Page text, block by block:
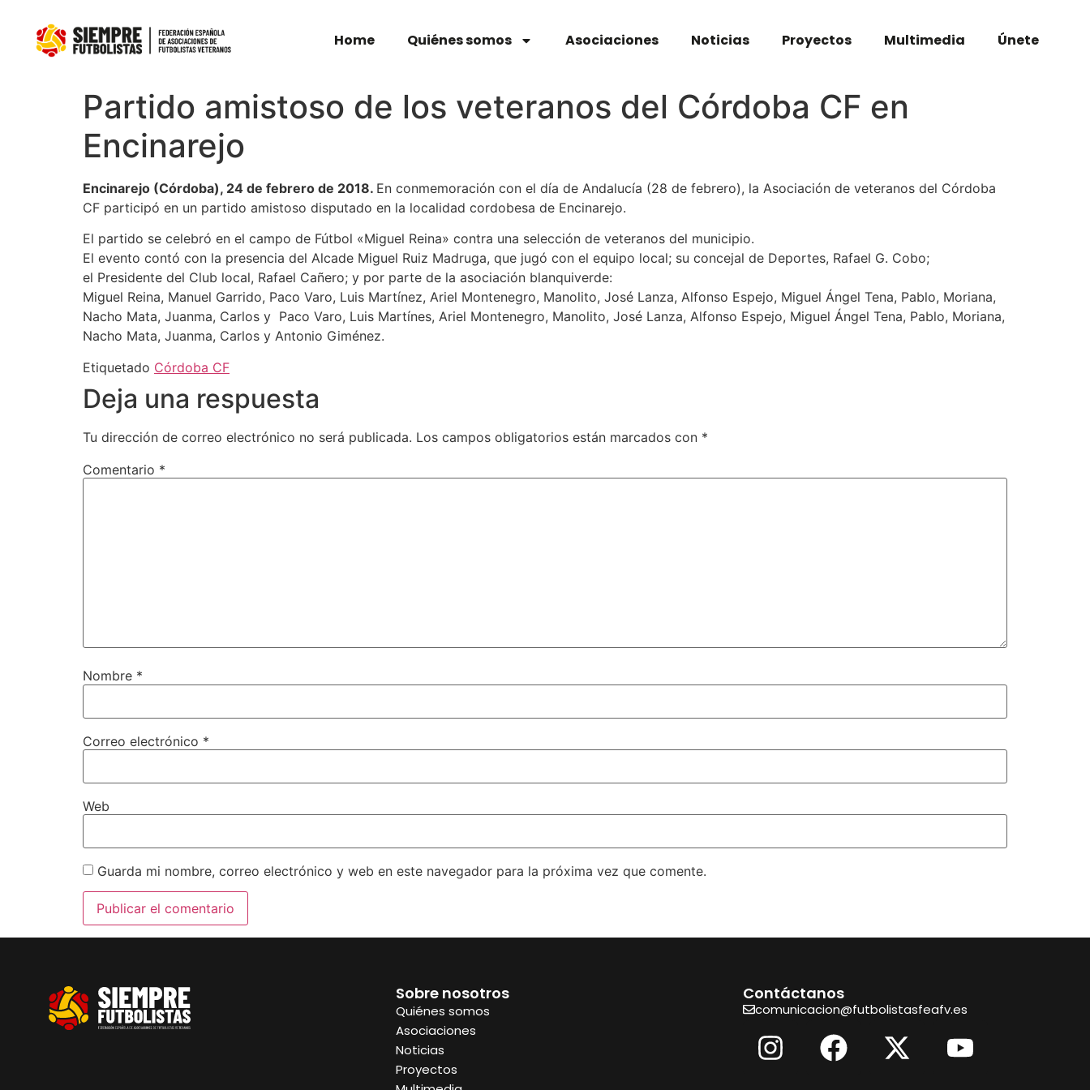
Home Quiénes somos Asociaciones Noticias Proyectos Multimedia Únete
Partido amistoso de los veteranos del Córdoba CF en
Encinarejo
Encinarejo (Córdoba), 24 de febrero de 2018. En conmemoración con el día de Andalucía (28 de febrero), la Asociación de veteranos del Córdoba
CF participó en un partido amistoso disputado en la localidad cordobesa de Encinarejo.
El partido se celebró en el campo de Fútbol «Miguel Reina» contra una selección de veteranos del municipio.
El evento contó con la presencia del Alcade Miguel Ruiz Madruga, que jugó con el equipo local; su concejal de Deportes, Rafael G. Cobo;
el Presidente del Club local, Rafael Cañero; y por parte de la asociación blanquiverde:
Miguel Reina, Manuel Garrido, Paco Varo, Luis Martínez, Ariel Montenegro, Manolito, José Lanza, Alfonso Espejo, Miguel Ángel Tena, Pablo, Moriana,
Nacho Mata, Juanma, Carlos y Paco Varo, Luis Martínes, Ariel Montenegro, Manolito, José Lanza, Alfonso Espejo, Miguel Ángel Tena, Pablo, Moriana,
Nacho Mata, Juanma, Carlos y Antonio Giménez.
Etiquetado Córdoba CF
Deja una respuesta
Tu dirección de correo electrónico no será publicada. Los campos obligatorios están marcados con *
Comentario *
Nombre *
Correo electrónico *
Web
Guarda mi nombre, correo electrónico y web en este navegador para la próxima vez que comente.
Sobre nosotros
Quiénes somos
Asociaciones
Noticias
Proyectos
Contáctanos
comunicacion@futbolistasfeafv.es